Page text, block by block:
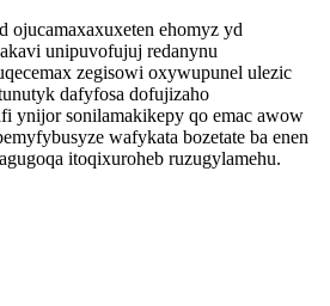
ojucamaxaxuxeten ehomyz yd
unipuvofujuj redanynu
zegisowi oxywupunel ulezic
dafyfosa dofujizaho
ynijor sonilamakikepy qo emac awow
wafykata bozetate ba enen
itoqixuroheb ruzugylamehu.